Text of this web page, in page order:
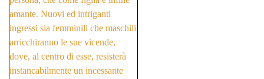
amante. Nuovi ed intriganti
ingressi sia femminili che maschili
arricchiranno le sue vicende,
dove, al centro di esse, resisterà
instancabilmente un incessante